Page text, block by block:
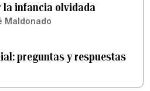
la infancia olvidada
Maldonado
preguntas y respuestas